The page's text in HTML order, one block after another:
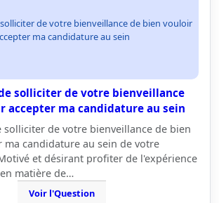
de votre bienveillance de bien vouloir
ma candidature au sein
solliciter de votre bienveillance
accepter ma candidature au sein
solliciter de votre bienveillance de bien
ma candidature au sein de votre
et désirant profiter de l'expérience
matière de…
Voir l'Question